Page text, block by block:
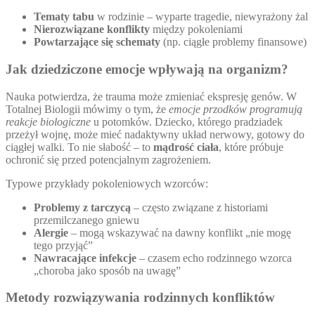
Tematy tabu w rodzinie – wyparte tragedie, niewyrażony żal
Nierozwiązane konflikty między pokoleniami
Powtarzające się schematy (np. ciągłe problemy finansowe)
Jak dziedziczone emocje wpływają na organizm?
Nauka potwierdza, że trauma może zmieniać ekspresję genów. W
Totalnej Biologii mówimy o tym, że emocje przodków programują
reakcje biologiczne u potomków. Dziecko, którego pradziadek
przeżył wojnę, może mieć nadaktywny układ nerwowy, gotowy do
ciągłej walki. To nie słabość – to mądrość ciała, które próbuje
ochronić się przed potencjalnym zagrożeniem.
Typowe przykłady pokoleniowych wzorców:
Problemy z tarczycą – często związane z historiami
przemilczanego gniewu
Alergie – mogą wskazywać na dawny konflikt „nie mogę
tego przyjąć”
Nawracające infekcje – czasem echo rodzinnego wzorca
„choroba jako sposób na uwagę”
Metody rozwiązywania rodzinnych konfliktów